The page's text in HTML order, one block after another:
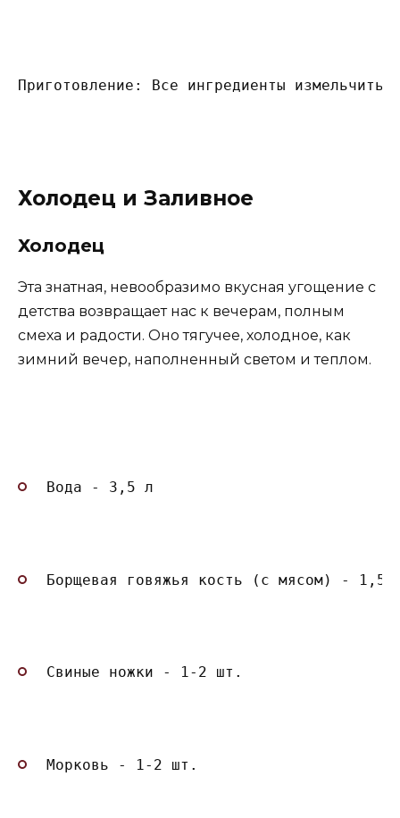
Приготовление: Все ингредиенты
Холодец и Заливное
Холодец
Эта знатная, невообразимо вкусная угощение с
детства возвращает нас к вечерам, полным
смеха и радости. Оно тягучее, холодное, как
зимний вечер, наполненный светом и теплом.
Вода - 3,5 л
Борщевая говяжья кость (с мясом) - 1,5
Свиные ножки - 1-2 шт.
Морковь - 1-2 шт.